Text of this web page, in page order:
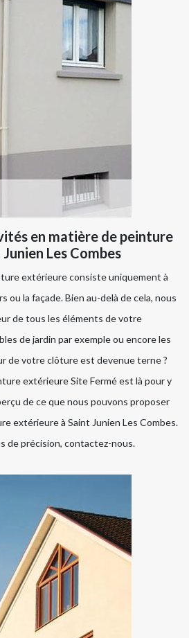
en matière de peinture
Les Combes
extérieure consiste uniquement à
ou la façade. Bien au-delà de cela, nous
de tous les éléments de votre
de jardin par exemple ou encore les
de votre clôture est devenue terne ?
extérieure Site Fermé est là pour y
de ce que nous pouvons proposer
extérieure à Saint Junien Les Combes.
de précision, contactez-nous.